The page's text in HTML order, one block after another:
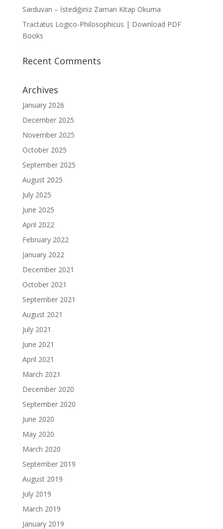
Sarduvan – İstediğiniz Zaman Kitap Okuma
Tractatus Logico-Philosophicus | Download PDF
Books
Recent Comments
Archives
January 2026
December 2025
November 2025
October 2025
September 2025
August 2025
July 2025
June 2025
April 2022
February 2022
January 2022
December 2021
October 2021
September 2021
August 2021
July 2021
June 2021
April 2021
March 2021
December 2020
September 2020
June 2020
May 2020
March 2020
September 2019
August 2019
July 2019
March 2019
January 2019